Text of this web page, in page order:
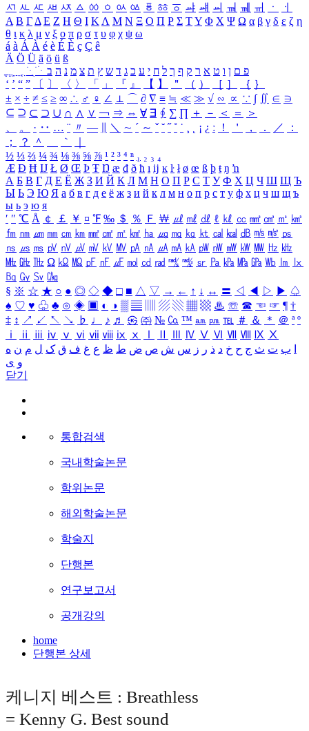
ㅺ ㅻ ㅼ ㅽ ㅾ ㅿ ㆀ ㆁ ㆂ ㆃ ㆄ ㆅ ㆆ ㆇ ㆈ ㆉ ㆊ ㆋ ㆌ ㆍ
ㆎ
Α Β ΓΔ Ε Ζ Η Θ Ι ΚΛ Μ Ν Ξ Ο Π Ρ Σ ΤΥ Φ Χ Ψ Ω α β γ δ ε ζ η
θ ι κ λ μ ν ξ ο π ρ σ τ υ φ χ ψ ω
á à Á À é è É È ç Ç ê
Ä Ö Ü ä ö ü ß
ִֶֹ ֻּ ׁׂ פ ם ן ו ט א ר ק ף ך ל ח י ע כ ג ד ש ץ ת צ מ נ ה ב
‘ ’ “ ” 〔 〕 〈 〉 「 」 『 』 【 】 ＂ （ ） ［ ］ ｛ ｝
± × ÷ ≠ ≤ ≥ ∞ ∴ ♂ ♀ ∠ ⊥ ⌒ ∂ ∇ ≡ ≒ ≪ ≫ √ ∽ ∝ ∵ ∫ ∬ ∈ ∋
⊆ ⊇ ⊂ ⊃ ∪ ∩ ∧ ∨ ￢ ⇒ ⇔ ∀ ∃ ∮ ∑ ∏ ＋ － ＜ ＝
＞
、
。 · ‥ … ¨ 〃 ― ＼ ∼ ´ ～ ˇ ˘ ˝ ˚ ˙ ¸ ¡ ¿ ː ！ ＇ ， ． ／
：
；
？ ＾ ｀
½ ⅓ ⅔ ¼ ¾ ⅛ ⅜ ⅝ ⅞ ¹ ² ³ ⁴ ⁿ ₁ ₂ ₃ ₄
Æ Ð Ħ Ĳ Ł Ø Œ Þ Ŧ Ŋ æ đ ð ħ ı ĳ ĸ ŀ ł ø œ ß þ ŧ ŋ ŉ
А Б В Г Д Е Ё Ж З И Й К Л М Н О П Р С Т У Ф Х Ц Ч Ш Щ Ъ
Ы Ь Э Ю Я а б в г д е ё ж з и й к л м н о п р с т у ф х ц ч ш щ ъ
ы ь э ю я
′ ″ ℃ Å ￠ ￡ ￥ ¤ ℉ ‰ ＄ ％ Ｆ ￦ ㎕ ㎖ ㎗ ℓ ㎘ ㏄ ㎣ ㎤ ㎥ ㎦
㎙ ㎚ ㎛ ㎜ ㎝ ㎞ ㎟ ㎠ ㎡ ㎢ ㏊ ㎍ ㎎ ㎏ ㏏ ㎈ ㎉ ㏈ ㎧ ㎨ ㎰
㎱ ㎲ ㎳ ㎴ ㎵ ㎶ ㎷ ㎸ ㎹ ㎀ ㎁ ㎂ ㎃ ㎄ ㎺ ㎻ ㎽ ㎾ ㎿ ㎐ ㎑
㎒ ㎓ ㎔ Ω ㏀ ㏁ ㎊ ㎋ ㎌ ㏖ ㏅ ㎭ ㎮ ㎯ ㏛ ㎩ ㎪ ㎫ ㎬ ㏝ ㏐
㏓
㏃ ㏉ ㏜ ㏆
§ ※ ☆ ★ ○ ● ◎ ◇ ◆ □ ■ △ ▽ → ← ↑ ↓ ↔ 〓 ◁ ◀ ▷ ▶ ♤
♠ ♡ ♥ ♧ ♣ ⊙ ◈ ▣ ◐ ◑ ▒ ▤ ▨ ▧ ▦ ▩ ♨ ☏ ☎ ☜ ☞ ¶ †
‡ ↕ ↗ ↙ ↖ ↘ ♭ ♩ ♪ ♬ ㉿ ㈜ № ㏇ ™ ㏂ ㏘ ℡ ＃ ＆ ＊ ＠ ª º
ⅰ
ⅱ ⅲ ⅳ ⅴ ⅵ ⅶ ⅷ ⅸ ⅹ Ⅳ Ⅴ Ⅵ Ⅶ Ⅷ Ⅸ Ⅹ
ب ت ث ج ح خ د ذ ر ز س ش ص ض ط ظ ع غ ف ق ک ل م ن ه
و ی
닫기
통합검색
국내학술논문
학위논문
해외학술논문
학술지
단행본
연구보고서
공개강의
home
단행본 상세
케니지 베스트 : Breathless
= Kenny G. Best sound